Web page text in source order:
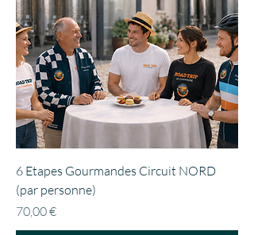
6 Etapes Gourmandes Circuit NORD
(par personne)
Prix
70,00 €